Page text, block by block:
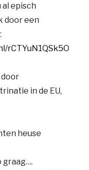
al episch
door een
in de EU,
heuse
graag….